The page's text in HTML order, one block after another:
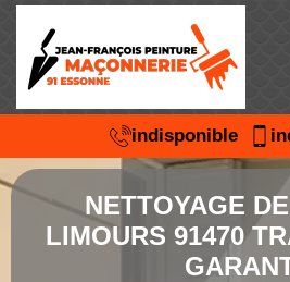
indisponible
NETTOYAGE
LIMOURS 91470